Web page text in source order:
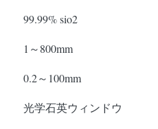
99.99% sio2
1～800mm
0.2～100mm
光学石英ウィンドウ